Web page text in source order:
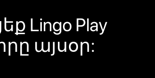
Lingo Play
այսօր: